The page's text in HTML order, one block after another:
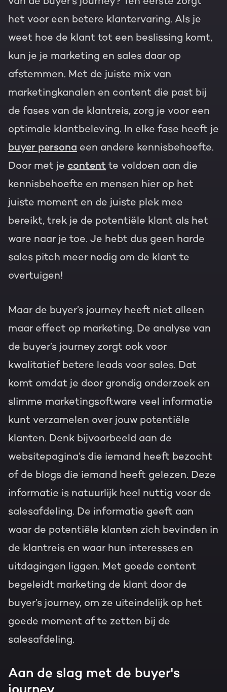
het voor een betere klantervaring. Als je
weet hoe de klant tot een beslissing komt,
kun je je marketing en sales daar op
afstemmen. Met de juiste mix van
marketingkanalen en content die past bij
de fases van de klantreis, zorg je voor een
optimale klantbeleving. In elke fase heeft je
buyer persona een andere kennisbehoefte.
Door met je content te voldoen aan die
kennisbehoefte en mensen hier op het
juiste moment en de juiste plek mee
bereikt, trek je de potentiële klant als het
ware naar je toe. Je hebt dus geen harde
sales pitch meer nodig om de klant te
overtuigen!
Maar de buyer’s journey heeft niet alleen
maar effect op marketing. De analyse van
de buyer’s journey zorgt ook voor
kwalitatief betere leads voor sales. Dat
komt omdat je door grondig onderzoek en
slimme marketingsoftware veel informatie
kunt verzamelen over jouw potentiële
klanten. Denk bijvoorbeeld aan de
websitepagina’s die iemand heeft bezocht
of de blogs die iemand heeft gelezen. Deze
informatie is natuurlijk heel nuttig voor de
salesafdeling. De informatie geeft aan
waar de potentiële klanten zich bevinden in
de klantreis en waar hun interesses en
uitdagingen liggen. Met goede content
begeleidt marketing de klant door de
buyer’s journey, om ze uiteindelijk op het
goede moment af te zetten bij de
salesafdeling.
Aan de slag met de buyer's